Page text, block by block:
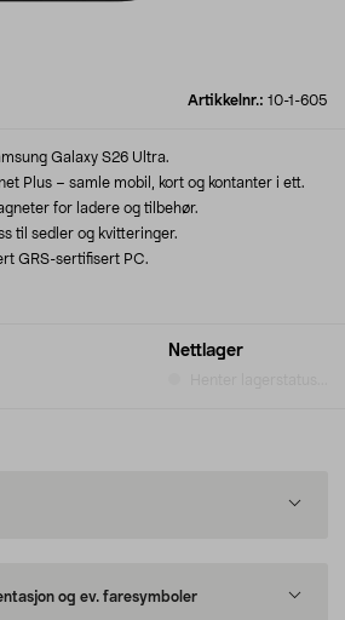
Artikkelnr.: 10-1-605
Nettlager
Galaxy S26 Ultra.
Plus – samle mobil, kort og kontanter i ett.
for ladere og tilbehør.
til sedler og kvitteringer.
GRS-sertifisert PC.
og ev. faresymboler